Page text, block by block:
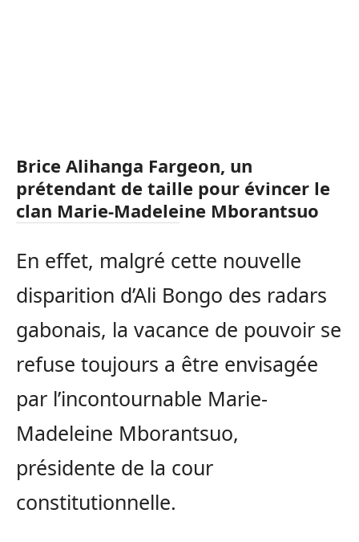
Brice Alihanga Fargeon, un
prétendant de taille pour évincer le
clan Marie-Madeleine Mborantsuo
En effet, malgré cette nouvelle
disparition d’Ali Bongo des radars
gabonais, la vacance de pouvoir se
refuse toujours a être envisagée
par l’incontournable Marie-
Madeleine Mborantsuo,
présidente de la cour
constitutionnelle.